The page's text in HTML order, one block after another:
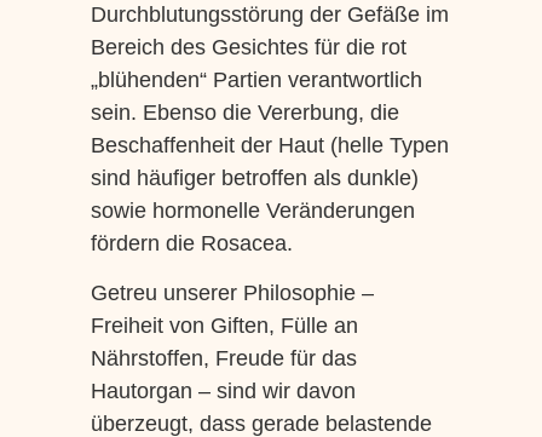
Durchblutungsstörung der Gefäße im
Bereich des Gesichtes für die rot
„blühenden“ Partien verantwortlich
sein. Ebenso die Vererbung, die
Beschaffenheit der Haut (helle Typen
sind häufiger betroffen als dunkle)
sowie hormonelle Veränderungen
fördern die Rosacea.
Getreu unserer Philosophie –
Freiheit von Giften, Fülle an
Nährstoffen, Freude für das
Hautorgan – sind wir davon
überzeugt, dass gerade belastende